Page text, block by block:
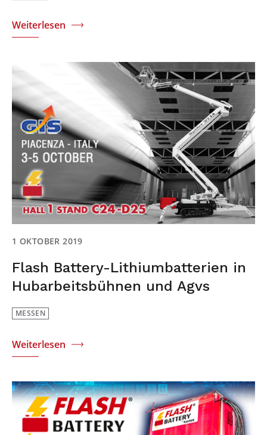
Weiterlesen
1 OKTOBER 2019
Flash Battery-Lithiumbatterien in
Hubarbeitsbühnen und Agvs
MESSEN
Weiterlesen